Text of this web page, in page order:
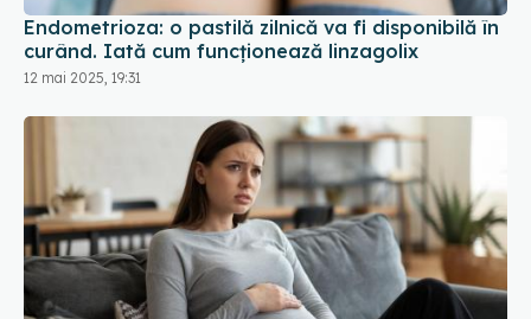
Endometrioza: o pastilă zilnică va fi disponibilă în
curând. Iată cum funcționează linzagolix
12 mai 2025, 19:31